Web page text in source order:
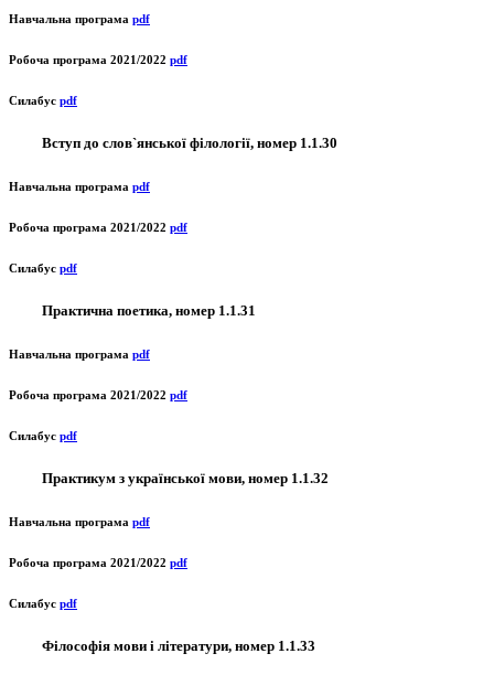
Навчальна програма pdf
Робоча програма 2021/2022 pdf
Силабус pdf
Вступ до слов`янської філології, номер 1.1.30
Навчальна програма pdf
Робоча програма 2021/2022 pdf
Силабус pdf
Практична поетика, номер 1.1.31
Навчальна програма pdf
Робоча програма 2021/2022 pdf
Силабус pdf
Практикум з української мови, номер 1.1.32
Навчальна програма pdf
Робоча програма 2021/2022 pdf
Силабус pdf
Філософія мови і літератури, номер 1.1.33